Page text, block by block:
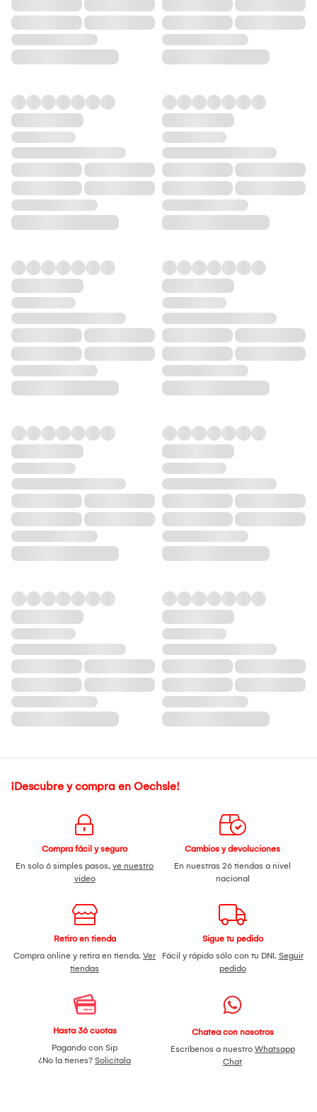
¡Descubre y compra en Oechsle!
Compra fácil y seguro
En solo 6 simples pasos, ve nuestro
video
Cambios y devoluciones
En nuestras 26 tiendas a nivel
nacional
Retiro en tienda
Compra online y retira en tienda. Ver
tiendas
Sigue tu pedido
Fácil y rápido sólo con tu DNI. Seguir
pedido
Hasta 36 cuotas
Pagando con Sip
¿No la tienes? Solicítala
Chatea con nosotros
Escríbenos a nuestro Whatsapp
Chat